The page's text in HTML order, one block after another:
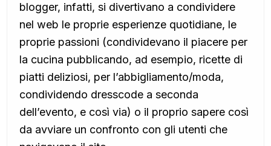
blogger, infatti, si divertivano a condividere
nel web le proprie esperienze quotidiane, le
proprie passioni (condividevano il piacere per
la cucina pubblicando, ad esempio, ricette di
piatti deliziosi, per l’abbigliamento/moda,
condividendo dresscode a seconda
dell’evento, e così via) o il proprio sapere così
da avviare un confronto con gli utenti che